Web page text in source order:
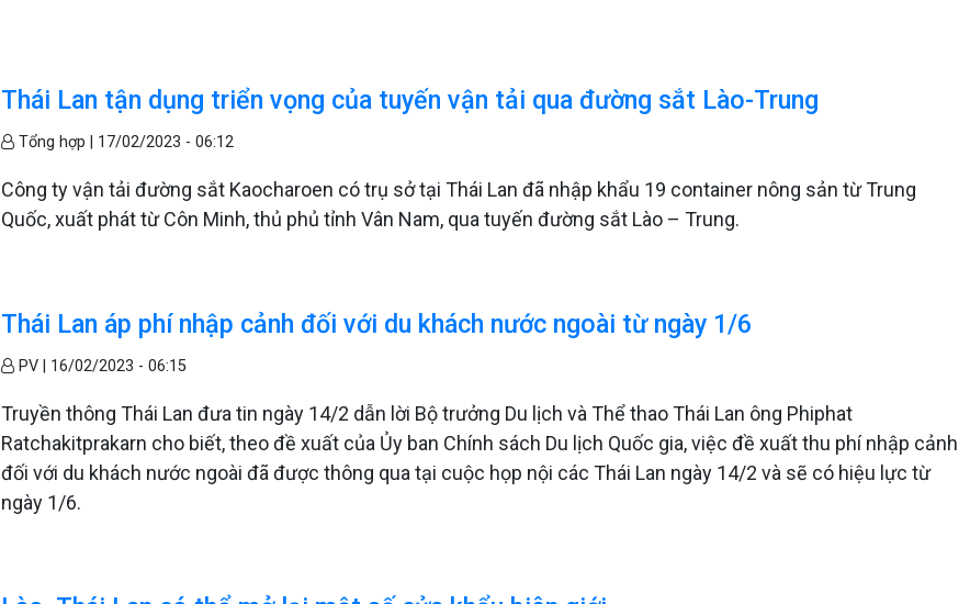
Thái Lan tận dụng triển vọng của tuyến vận tải qua đường sắt Lào-Trung
Tổng hợp | 17/02/2023 - 06:12
Công ty vận tải đường sắt Kaocharoen có trụ sở tại Thái Lan đã nhập khẩu 19 container nông sản từ Trung
Quốc, xuất phát từ Côn Minh, thủ phủ tỉnh Vân Nam, qua tuyến đường sắt Lào – Trung.
Thái Lan áp phí nhập cảnh đối với du khách nước ngoài từ ngày 1/6
PV | 16/02/2023 - 06:15
Truyền thông Thái Lan đưa tin ngày 14/2 dẫn lời Bộ trưởng Du lịch và Thể thao Thái Lan ông Phiphat
Ratchakitprakarn cho biết, theo đề xuất của Ủy ban Chính sách Du lịch Quốc gia, việc đề xuất thu phí nhập cảnh
đối với du khách nước ngoài đã được thông qua tại cuộc họp nội các Thái Lan ngày 14/2 và sẽ có hiệu lực từ
ngày 1/6.